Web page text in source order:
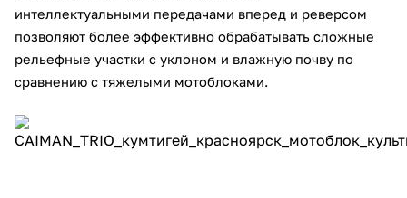
интеллектуальными передачами вперед и реверсом
позволяют более эффективно обрабатывать сложные
рельефные участки с уклоном и влажную почву по
сравнению с тяжелыми мотоблоками.
по25 каждые 2 недели
об оплате Плайтом